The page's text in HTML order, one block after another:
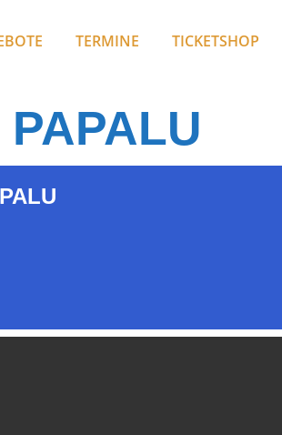
TERMINE TICKETSHOP